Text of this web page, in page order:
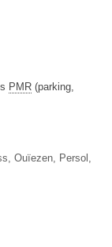
PMR (parking,
Ouïezen, Persol,